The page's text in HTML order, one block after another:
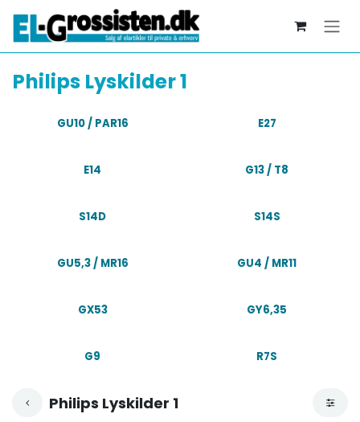
Philips Lyskilder 1
GU10 / PAR16 E27
E14 G13 / T8
S14D S14S
GU5,3 / MR16 GU4 / MR11
GX53 GY6,35
G9 R7S
Philips Lyskilder 1